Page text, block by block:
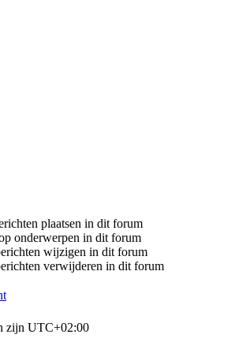
plaatsen in dit forum
onderwerpen in dit forum
wijzigen in dit forum
verwijderen in dit forum
zijn UTC+02:00